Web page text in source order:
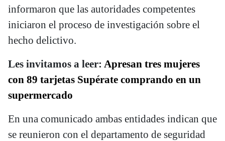
informaron que las autoridades competentes
iniciaron el proceso de investigación sobre el
hecho delictivo.
Les invitamos a leer: Apresan tres mujeres
con 89 tarjetas Supérate comprando en un
supermercado
En una comunicado ambas entidades indican que
se reunieron con el departamento de seguridad